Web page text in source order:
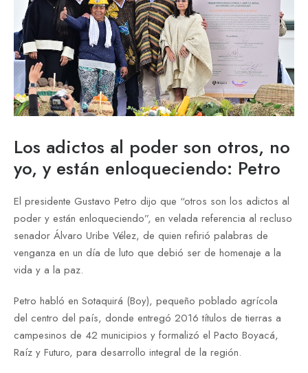
Los adictos al poder son otros, no
yo, y están enloqueciendo: Petro
El presidente Gustavo Petro dijo que “otros son los adictos al
poder y están enloqueciendo”, en velada referencia al recluso
senador Álvaro Uribe Vélez, de quien refirió palabras de
venganza en un día de luto que debió ser de homenaje a la
vida y a la paz.
Petro habló en Sotaquirá (Boy), pequeño poblado agrícola
del centro del país, donde entregó 2016 títulos de tierras a
campesinos de 42 municipios y formalizó el Pacto Boyacá,
Raíz y Futuro, para desarrollo integral de la región.